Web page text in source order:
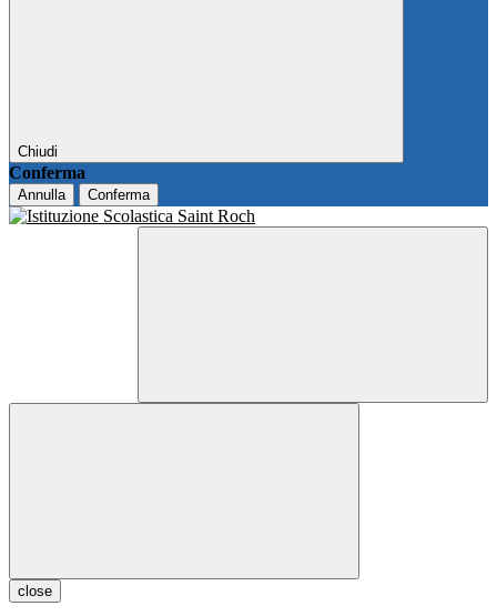
Chiudi
Conferma
Annulla Conferma
close